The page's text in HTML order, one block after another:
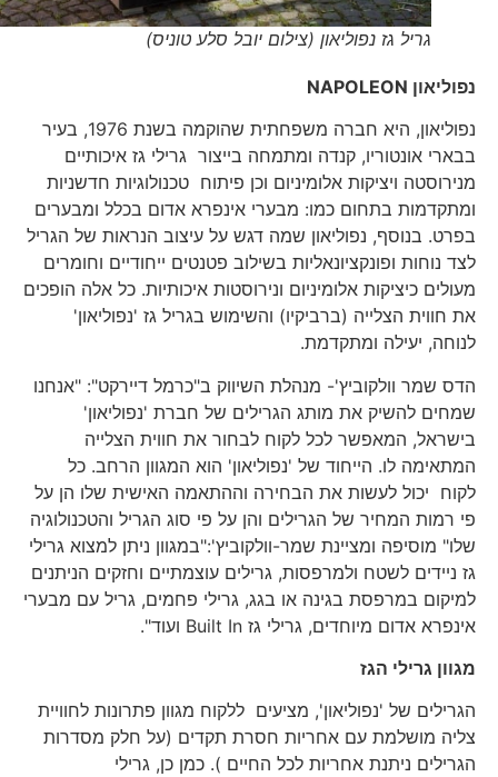
גריל גז נפוליאון (צילום יובל סלע טוניס)
נפוליאוןNAPOLEON
נפוליאון, היא חברה משפחתית שהוקמה בשנת 1976, בעיר
בבארי אונטוריו, קנדה ומתמחה בייצור גרילי גז איכותיים
מנירוסטה ויציקות אלומיניום וכן פיתוח טכנולוגיות חדשניות
ומתקדמות בתחום כמו: מבערי אינפרא אדום בכלל ומבערים
בפרט. בנוסף, נפוליאון שמה דגש על עיצוב הנראות של הגריל
לצד נוחות ופונקציונאליות בשילוב פטנטים ייחודיים וחומרים
מעולים כיציקות אלומיניום ונירוסטות איכותיות. כל אלה הופכים
את חווית הצלייה (ברביקיו) והשימוש בגריל גז 'נפוליאון'
לנוחה, יעילה ומתקדמת.
הדס שמר וולקוביץ'- מנהלת השיווק ב"כרמל דיירקט": "אנחנו
שמחים להשיק את מותג הגרילים של חברת 'נפוליאון'
בישראל, המאפשר לכל לקוח לבחור את חווית הצלייה
המתאימה לו. הייחוד של 'נפוליאון' הוא המגוון הרחב. כל
לקוח יכול לעשות את הבחירה וההתאמה האישית שלו הן על
פי רמות המחיר של הגרילים והן על פי סוג הגריל והטכנולוגיה
שלו" מוסיפה ומציינת שמר-וולקוביץ':"במגוון ניתן למצוא גרילי
גז ניידים לשטח ולמרפסות, גרילים עוצמתיים וחזקים הניתנים
למיקום במרפסת בגינה או בגג, גרילי פחמים, גריל עם מבערי
אינפרא אדום מיוחדים, גרילי גז Built In ועוד".
מגוון גרילי הגז
הגרילים של 'נפוליאון', מציעים ללקוח מגוון פתרונות לחוויית
צליה מושלמת עם אחריות חסרת תקדים (על חלק מסדרות
הגרילים ניתנת אחריות לכל החיים ). כמן כן, גרילי